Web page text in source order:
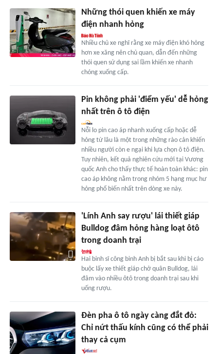
Những thói quen khiến xe máy
điện nhanh hỏng
Nhiều chủ xe nghĩ rằng xe máy điện khó hỏng
hơn xe xăng nên chủ quan, dẫn đến những
thói quen sử dụng sai lầm khiến xe nhanh
chóng xuống cấp.
Pin không phải 'điểm yếu' dễ hỏng
nhất trên ô tô điện
Nỗi lo pin cao áp nhanh xuống cấp hoặc dễ
hỏng từ lâu là một trong những rào cản khiến
nhiều người còn e ngại khi lựa chọn ô tô điện.
Tuy nhiên, kết quả nghiên cứu mới tại Vương
quốc Anh cho thấy thực tế hoàn toàn khác: pin
cao áp không nằm trong nhóm 5 hạng mục hư
hỏng phổ biến nhất trên dòng xe này.
'Lính Anh say rượu' lái thiết giáp
Bulldog đâm hỏng hàng loạt ôtô
trong doanh trại
Hai binh sĩ công binh Anh bị bắt sau khi bị cáo
buộc lấy xe thiết giáp chở quân Bulldog, lái
đâm vào nhiều ôtô trong doanh trại sau khi
uống rượu.
Đèn pha ô tô ngày càng đắt đỏ:
Chỉ nứt thấu kính cũng có thể phải
thay cả cụm